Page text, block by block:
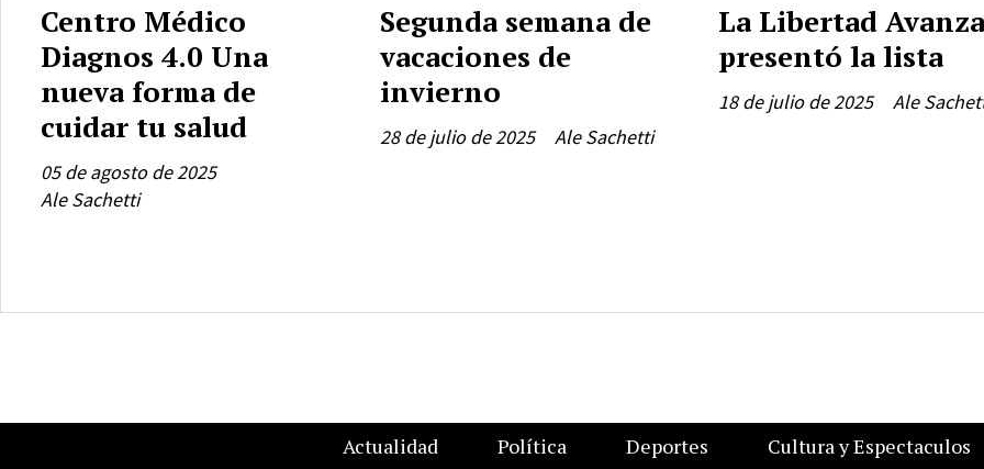
Centro Médico
Diagnos 4.0 Una
nueva forma de
cuidar tu salud
Ale Sachetti
05 de agosto de 2025
Segunda semana de
vacaciones de
invierno
Ale Sachetti
28 de julio de 2025
La Libertad
presentó la lista
Ale
18 de julio de 2025
Actualidad Política Deportes Cultura y Espectaculos